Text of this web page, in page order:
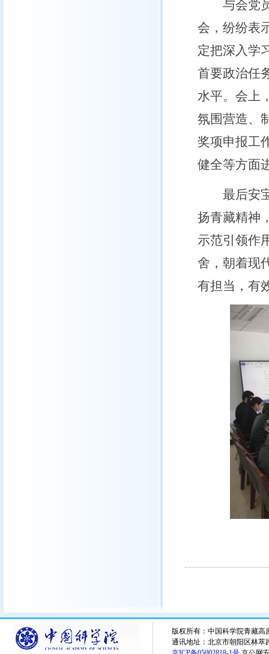
与会党员
会，纷纷表
定把深入学
首要政治任
水平。会上
氛围营造、
奖项申报工
健全等方面
最后安宝
扬青藏精神
示范引领作
舍，朝着现
有担当，有
版权所有：中国科学院青藏高
通讯地址：北京市朝阳区林萃